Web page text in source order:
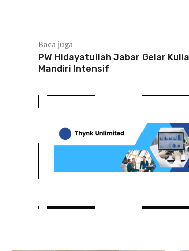
Baca juga
PW Hidayatullah Jabar Gelar
Mandiri Intensif